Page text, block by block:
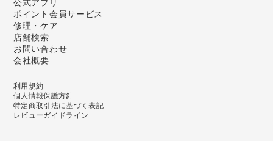
公式アプリ
ポイント会員サービス
修理・ケア
店舗検索
お問い合わせ
会社概要
利用規約
個人情報保護方針
特定商取引法に基づく表記
レビューガイドライン